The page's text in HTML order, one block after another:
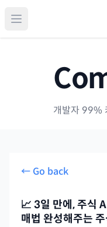
개발자 99%
← Go back
📈 3일 만에, 주식
매법 완성해주는